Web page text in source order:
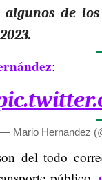
de
:
— Mario Hernandez
del todo